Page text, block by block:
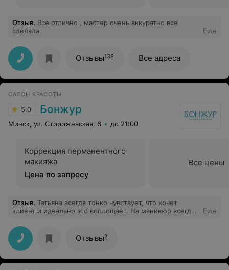
Отзыв. Все отлично , мастер очень аккуратно все
сделала
Еще
Отзывы138 Все адреса
САЛОН КРАСОТЫ
5.0 Бонжур
Минск, ул. Сторожевская, 6 до 21:00
Коррекция перманентного
макияжа
Цена по запросу
Все цены
Отзыв. Татьяна всегда тонко чувствует, что хочет
клиент и идеально это воплощает. На маникюр всегда
желаемый результат и очень приятную беседу
Еще
Отзывы2